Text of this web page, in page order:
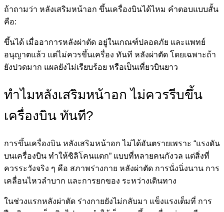
ถ้าถามว่า หลังเสริมหน้าอก ขึ้นเครื่องบินได้ไหม คำตอบแบบสั้น
คือ:
ขึ้นได้ เมื่ออาการหลังผ่าตัด อยู่ในเกณฑ์ปลอดภัย และแพทย์
อนุญาตแล้ว แต่ไม่ควรขึ้นเครื่อง ทันที หลังผ่าตัด โดยเฉพาะถ้า
ยังปวดมาก แผลยังไม่เรียบร้อย หรือเป็นเที่ยวบินยาว
ทำไมหลังเสริมหน้าอก ไม่ควรรีบขึ้น
เครื่องบิน ทันที?
การขึ้นเครื่องบิน หลังเสริมหน้าอก ไม่ได้อันตรายเพราะ “แรงดัน
บนเครื่องบิน ทำให้ซิลิโคนแตก” แบบที่หลายคนกังวล แต่สิ่งที่
ควรระวังจริง ๆ คือ สภาพร่างกาย หลังผ่าตัด การนั่งนิ่งนาน การ
เคลื่อนไหวลำบาก และการยกของ ระหว่างเดินทาง
ในช่วงแรกหลังผ่าตัด ร่างกายยังไม่กลับมา แข็งแรงเต็มที่ การ